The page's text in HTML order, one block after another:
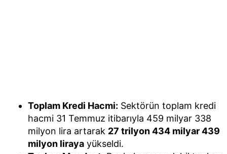
Toplam Kredi Hacmi: Sektörün toplam kredi
hacmi 31 Temmuz itibarıyla 459 milyar 338
milyon lira artarak 27 trilyon 434 milyar 439
milyon liraya yükseldi.